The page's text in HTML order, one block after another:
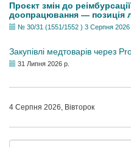
Проєкт змін до
доопрацювання — позиція
№ 30/31 (1551/1552 ) 3 Серпня 2026
Закупівлі медтоварів через
31 Липня 2026 р.
4 Серпня 2026, Вівторок